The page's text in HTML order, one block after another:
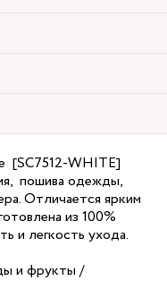
[SC7512-WHITE]
пошива одежды,
Отличается ярким
из 100%
и легкость ухода.
и фрукты /